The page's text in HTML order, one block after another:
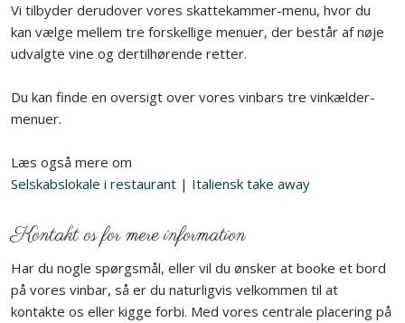
Vi tilbyder derudover vores skattekammer-menu, hvor du
kan vælge mellem tre forskellige menuer, der består af nøje
udvalgte vine og dertilhørende retter.
Du kan finde en oversigt over vores vinbars tre vinkælder-
menuer.
Læs også mere om
Selskabslokale i restaurant| Italiensk take away
Kontakt os for mere information
Har du nogle spørgsmål, eller vil du ønsker at booke et bord
på vores vinbar, så er du naturligvis velkommen til at
kontakte os eller kigge forbi. Med vores centrale placering på